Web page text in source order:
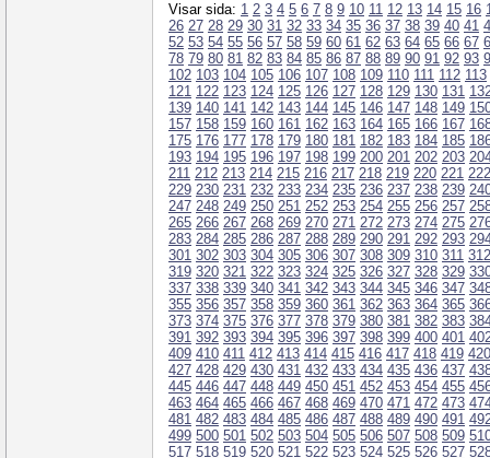
Visar sida: 1 2 3 4 5 6 7 8 9 10 11 12 13 14 15 16
26 27 28 29 30 31 32 33 34 35 36 37 38 39 40 41
52 53 54 55 56 57 58 59 60 61 62 63 64 65 66 67
78 79 80 81 82 83 84 85 86 87 88 89 90 91 92 93
102 103 104 105 106 107 108 109 110 111 112 113
121 122 123 124 125 126 127 128 129 130 131
139 140 141 142 143 144 145 146 147 148 149
157 158 159 160 161 162 163 164 165 166 167
175 176 177 178 179 180 181 182 183 184 185
193 194 195 196 197 198 199 200 201 202 203
211 212 213 214 215 216 217 218 219 220 221 222
229 230 231 232 233 234 235 236 237 238 239
247 248 249 250 251 252 253 254 255 256 257
265 266 267 268 269 270 271 272 273 274 275
283 284 285 286 287 288 289 290 291 292 293
301 302 303 304 305 306 307 308 309 310 311 312
319 320 321 322 323 324 325 326 327 328 329
337 338 339 340 341 342 343 344 345 346 347
355 356 357 358 359 360 361 362 363 364 365
373 374 375 376 377 378 379 380 381 382 383
391 392 393 394 395 396 397 398 399 400 401
409 410 411 412 413 414 415 416 417 418 419 420
427 428 429 430 431 432 433 434 435 436 437
445 446 447 448 449 450 451 452 453 454 455
463 464 465 466 467 468 469 470 471 472 473
481 482 483 484 485 486 487 488 489 490 491
499 500 501 502 503 504 505 506 507 508 509
517 518 519 520 521 522 523 524 525 526 527